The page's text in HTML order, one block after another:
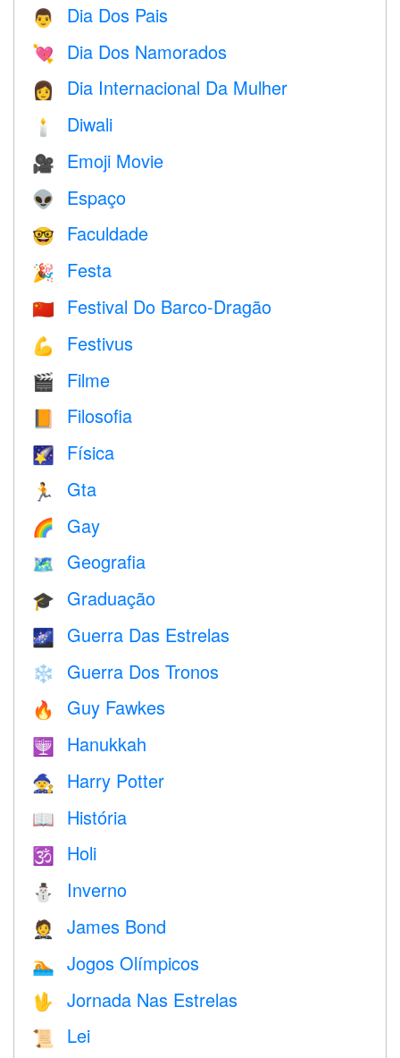
👨 Dia Dos Pais
💘 Dia Dos Namorados
👩 Dia Internacional Da Mulher
🕯 Diwali
🎥 Emoji Movie
👽 Espaço
🤓 Faculdade
🎉 Festa
🇨🇳 Festival Do Barco-Dragão
💪 Festivus
🎬 Filme
📙 Filosofia
🌠 Física
🏃 Gta
🌈 Gay
🗺 Geografia
🎓 Graduação
🌌 Guerra Das Estrelas
❄️ Guerra Dos Tronos
🔥 Guy Fawkes
🕎 Hanukkah
🧙 Harry Potter
📖 História
🕉 Holi
⛄ Inverno
🤵 James Bond
🏊 Jogos Olímpicos
🖖 Jornada Nas Estrelas
📜 Lei